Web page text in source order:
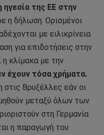
της ΕΕ στην
η δήλωση. Ορισμένοι
με ειλικρίνεια
για επιδοτήσεις στην
η κλίμακα με την
έχουν τόσα χρήματα.
στις Βρυξέλλες εάν οι
μεταξύ όλων των
στη Γερμανία
η παραγωγή του